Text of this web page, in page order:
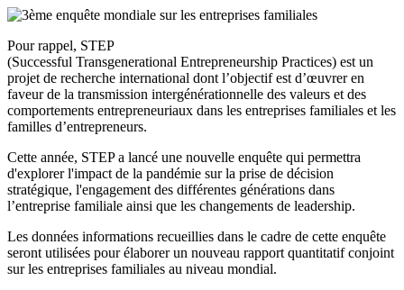
Pour rappel, STEP
(Successful Transgenerational Entrepreneurship Practices) est un
projet de recherche international dont l’objectif est d’œuvrer en
faveur de la transmission intergénérationnelle des valeurs et des
comportements entrepreneuriaux dans les entreprises familiales et les
familles d’entrepreneurs.
Cette année, STEP a lancé une nouvelle enquête qui permettra
d'explorer l'impact de la pandémie sur la prise de décision
stratégique, l'engagement des différentes générations dans
l’entreprise familiale ainsi que les changements de leadership.
Les données informations recueillies dans le cadre de cette enquête
seront utilisées pour élaborer un nouveau rapport quantitatif conjoint
sur les entreprises familiales au niveau mondial.